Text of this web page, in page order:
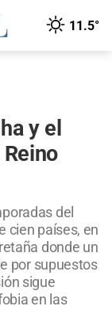
11.5°
y el
del
cien países, en
donde un
por supuestos
sigue
en las